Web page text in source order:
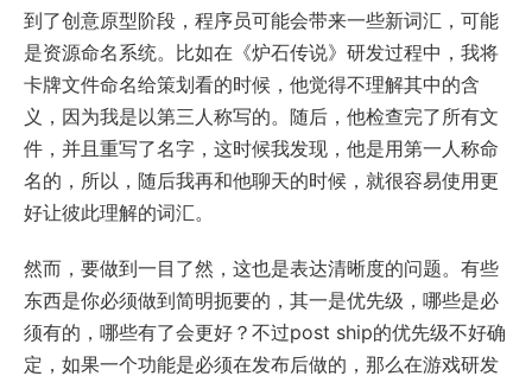
到了创意原型阶段，程序员可能会带来一些新词汇，可能
是资源命名系统。比如在《炉石传说》研发过程中，我将
卡牌文件命名给策划看的时候，他觉得不理解其中的含
义，因为我是以第三人称写的。随后，他检查完了所有文
件，并且重写了名字，这时候我发现，他是用第一人称命
名的，所以，随后我再和他聊天的时候，就很容易使用更
好让彼此理解的词汇。
然而，要做到一目了然，这也是表达清晰度的问题。有些
东西是你必须做到简明扼要的，其一是优先级，哪些是必
须有的，哪些有了会更好？不过post ship的优先级不好确
定，如果一个功能是必须在发布后做的，那么在游戏研发